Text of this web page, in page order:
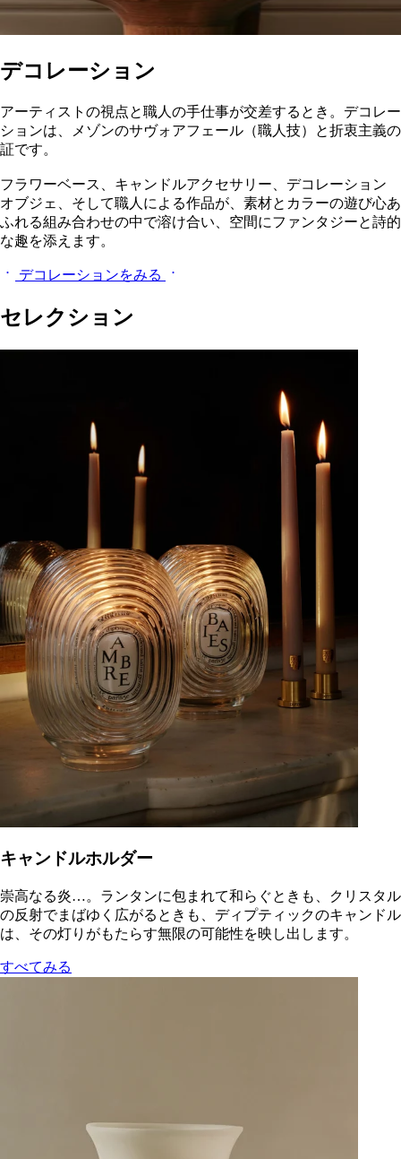
デコレーション
アーティストの視点と職人の手仕事が交差するとき。デコレー
ションは、メゾンのサヴォアフェール（職人技）と折衷主義の
証です。
フラワーベース、キャンドルアクセサリー、デコレーション
オブジェ、そして職人による作品が、素材とカラーの遊び心あ
ふれる組み合わせの中で溶け合い、空間にファンタジーと詩的
な趣を添えます。
デコレーションをみる
セレクション
キャンドルホルダー
崇高なる炎…。ランタンに包まれて和らぐときも、クリスタル
の反射でまばゆく広がるときも、ディプティックのキャンドル
は、その灯りがもたらす無限の可能性を映し出します。
すべてみる